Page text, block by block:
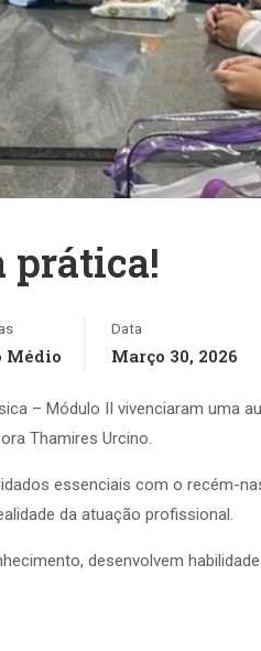
prática!
Médio
Data
Março 30, 2026
– Módulo II vivenciaram uma
Thamires Urcino.
essenciais com o recém-
da atuação profissional.
desenvolvem